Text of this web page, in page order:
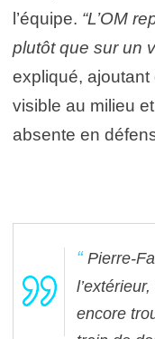
l’équipe. “L’OM
plutôt que sur un
expliqué,
visible au milieu
absente en
Pierre-
encore